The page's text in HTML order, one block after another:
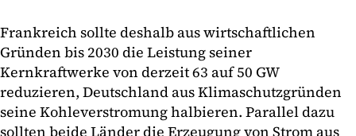
Frankreich sollte deshalb aus wirtschaftlichen
Gründen bis 2030 die Leistung seiner
Kernkraftwerke von derzeit 63 auf 50 GW
reduzieren, Deutschland aus Klimaschutzgründen
seine Kohleverstromung halbieren. Parallel dazu
sollten beide Länder die Erzeugung von Strom aus